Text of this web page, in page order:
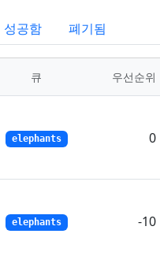
성공함 폐기됨
큐 우선순위
elephants 0
elephants -10